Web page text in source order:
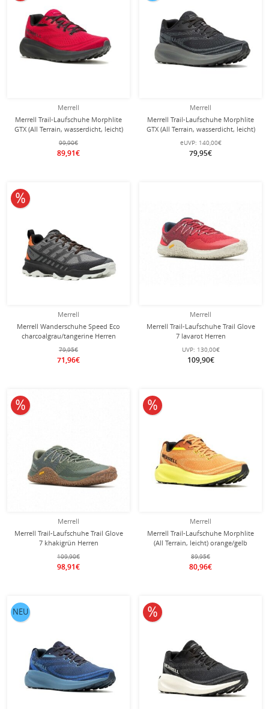
Merrell
Merrell Trail-Laufschuhe Morphlite
GTX (All Terrain, wasserdicht, leicht)
rot Herren
99,90€
89,91€
Merrell
Merrell Trail-Laufschuhe Morphlite
GTX (All Terrain, wasserdicht, leicht)
schwarz/grau Herren
eUVP: 140,00€
79,95€
Merrell
Merrell Wanderschuhe Speed Eco
charcoalgrau/tangerine Herren
79,95€
71,96€
10% reduziert
Merrell
Merrell Trail-Laufschuhe Trail Glove
7 lavarot Herren
UVP: 130,00€
109,90€
Merrell
Merrell Trail-Laufschuhe Trail Glove
7 khakigrün Herren
109,90€
98,91€
10% reduziert
Merrell
Merrell Trail-Laufschuhe Morphlite
(All Terrain, leicht) orange/gelb
Herren
89,95€
80,96€
10% reduziert
NEU 10% reduziert